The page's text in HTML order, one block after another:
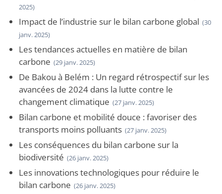
2025)
Impact de l’industrie sur le bilan carbone global (30
janv. 2025)
Les tendances actuelles en matière de bilan
carbone (29 janv. 2025)
De Bakou à Belém : Un regard rétrospectif sur les
avancées de 2024 dans la lutte contre le
changement climatique (27 janv. 2025)
Bilan carbone et mobilité douce : favoriser des
transports moins polluants (27 janv. 2025)
Les conséquences du bilan carbone sur la
biodiversité (26 janv. 2025)
Les innovations technologiques pour réduire le
bilan carbone (26 janv. 2025)